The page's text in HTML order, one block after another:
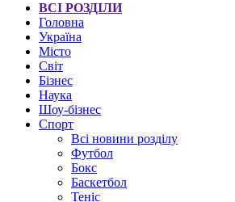
ВСІ РОЗДІЛИ
Головна
Україна
Місто
Світ
Бізнес
Наука
Шоу-бізнес
Спорт
Всі новини розділу
Футбол
Бокс
Баскетбол
Теніс